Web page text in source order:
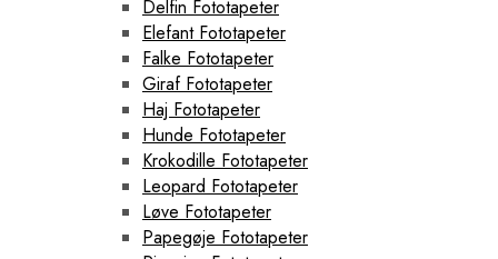
Delfin Fototapeter
Elefant Fototapeter
Falke Fototapeter
Giraf Fototapeter
Haj Fototapeter
Hunde Fototapeter
Krokodille Fototapeter
Leopard Fototapeter
Løve Fototapeter
Papegøje Fototapeter